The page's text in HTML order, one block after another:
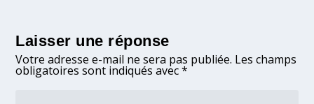
Laisser une réponse
Votre adresse e-mail ne sera pas publiée. Les champs
obligatoires sont indiqués avec*